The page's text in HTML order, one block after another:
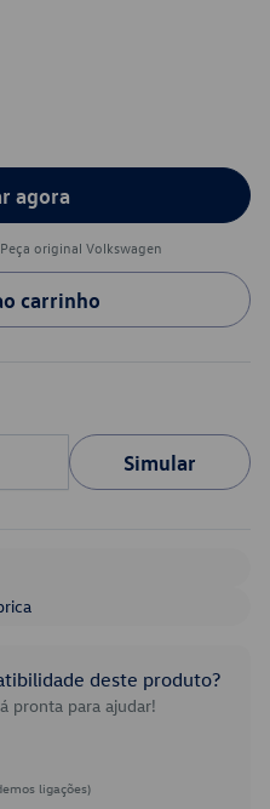
agora
Peça original Volkswagen
carrinho
Simular
deste produto?
pronta para ajudar!
ligações)